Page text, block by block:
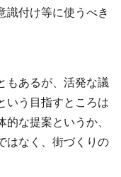
識付け等に使うべき
もあるが、活発な議
いう目指すところは
な提案というか、
はなく、街づくりの